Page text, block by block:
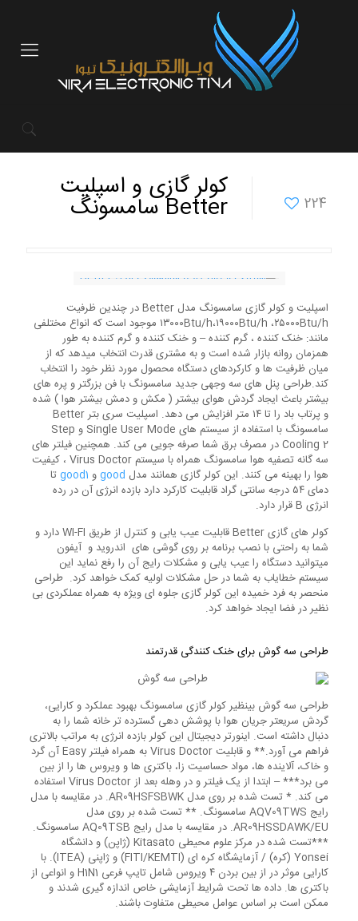
224 کولر گازی و اسپلیت
Better سامسونگ
اسپلیت و کولر گازی سامسونگ مدل Better در چندین ظرفیت
۱۳۰۰۰Btu/h،۱۹۰۰۰Btu/h ،۲۵۰۰۰Btu/h موجود است که انواع مختلفی
مانند: خنک کننده ، گرم کننده – و خنک کننده و گرم کننده به طور
همزمان روانه بازار شده است و به مشتری قدرت انتخاب میدهد که از
میان ظرفیت ها و کارکردهای دستگاه محصول مورد نظر خود را انتخاب
کند.طراحی پنل های سه وجهی جدید سامسونگ با فن بزرگتر و پره های
بیشتر باعث ایجاد گردش هوای بیشتر ( مکش و دمش بیشتر هوا ) شده
و پرتاب باد را تا ۱۴ متر افزایش می دهد. اسپلیت سری بتر Better
سامسونگ با استفاده از سیستم های Single User Mode و Step
Cooling 2 در مصرف برق شما صرفه جویی می کند. همچنین فیلتر های
سه گانه تصفیه هوا سامسونگ همراه با سیستم Virus Doctor ، کیفیت
هوا را بهینه می کنند. این کولر گازی همانند مدل goodو good1تا
دمای ۵۴ درجه سانتی گراد قابلیت کارکرد دارد بازده انرژی آن در رده
انرژی B قرار دارد.
کولر های گازی Better قابلیت عیب یابی و کنترل از طریق WI-FI دارد و
شما به راحتی با نصب برنامه بر روی گوشی های اندروید و آیفون
میتوانید دستگاه را عیب یابی و مشکلات رایج آن را رفع نماید این
سیستم خطایاب به شما در حل مشکلات اولیه کمک خواهد کرد. طراحی
منحصر به فرد خمیده این کولر گازی جلوه ای ویژه به همراه عملکردی بی
نظیر در فضا ایجاد خواهد کرد.
طراحی سه گوش برای خنک کنندگی قدرتمند
طراحی سه گوش بینظیر کولر گازی سامسونگ بهبود عملکرد و کارایی،
گردش سریعتر جریان هوا با پوشش دهی گسترده تر خانه شما را به
دنبال داشته است. اینورتر دیجیتال این کولر بازده انرژی به مراتب بالاتری
فراهم می آورد.** و قابلیت Virus Doctor به همراه فیلتر Easy آن گرد
و خاک، آلاینده ها، مواد حساسیت زا، باکتری ها و ویروس ها را از بین
می برد*** – ابتدا از یک فیلتر و در وهله بعد از Virus Doctor استفاده
می کند. * تست شده بر روی مدل AR09HSFSBWK. در مقایسه با مدل
رایج AQV09TWS سامسونگ. ** تست شده بر روی مدل
AR09HSSDAWK/EU. در مقایسه با مدل رایج AQ09TSB سامسونگ.
***تست شده در مرکز علوم محیطی Kitasato (ژاپن) و دانشگاه
Yonsei (کره) / آزمایشگاه کره ای (FITI/KEMTI) و ژاپنی (ITEA). با
کارایی موثر در از بین بردن ۴ ویروس شامل تایپ فرعی H1N1 و انواعی از
باکتری ها. داده ها تحت شرایط آزمایشی خاص اندازه گیری شدند و
ممکن است بر اساس عوامل محیطی متفاوت باشند.